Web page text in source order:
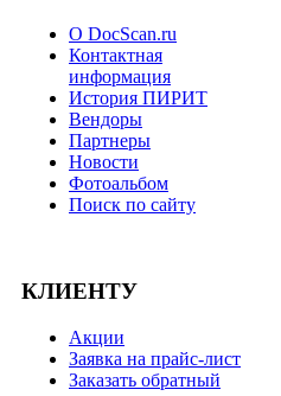
О DocScan.ru
Контактная
информация
История ПИРИТ
Вендоры
Партнеры
Новости
Фотоальбом
Поиск по сайту
КЛИЕНТУ
Акции
Заявка на прайс-лист
Заказать обратный